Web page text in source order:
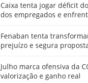
Caixa tenta jogar déficit
dos empregados e
Fenaban tenta
prejuízo e segura
Julho marca ofensiva da
valorização e ganho real